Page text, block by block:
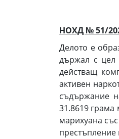
НОХД № 51/
Делото е
държал с цел
действащ
активен
съдържание
31.8619 грама
марихуана
престъпление